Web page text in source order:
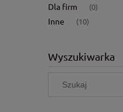
Dla firm (0)
Inne (10)
Wyszukiwarka